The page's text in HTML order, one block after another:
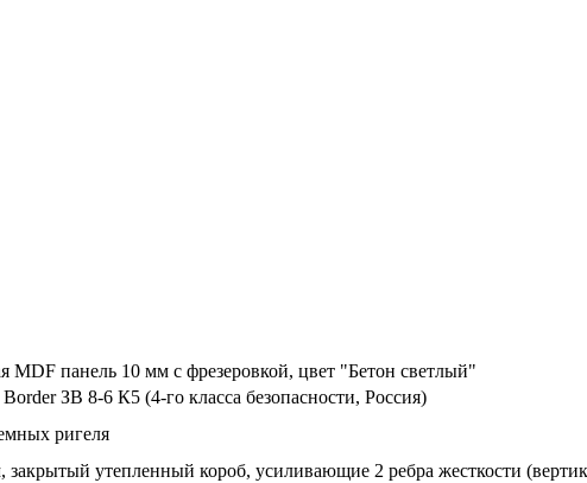
MDF панель 10 мм с фрезеровкой, цвет "Бетон светлый"
ЗВ 8-6 К5 (4-го класса безопасности, Россия)
ригеля
закрытый утепленный короб, усиливающие 2 ребра жесткости